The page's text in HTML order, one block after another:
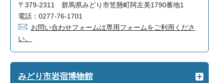
〒379-2311 群馬県みどり市笠懸町阿左美1790番地1
電話：0277-76-1701
お問い合わせフォームは専用フォームをご利用くださ
い。
みどり市岩宿博物館